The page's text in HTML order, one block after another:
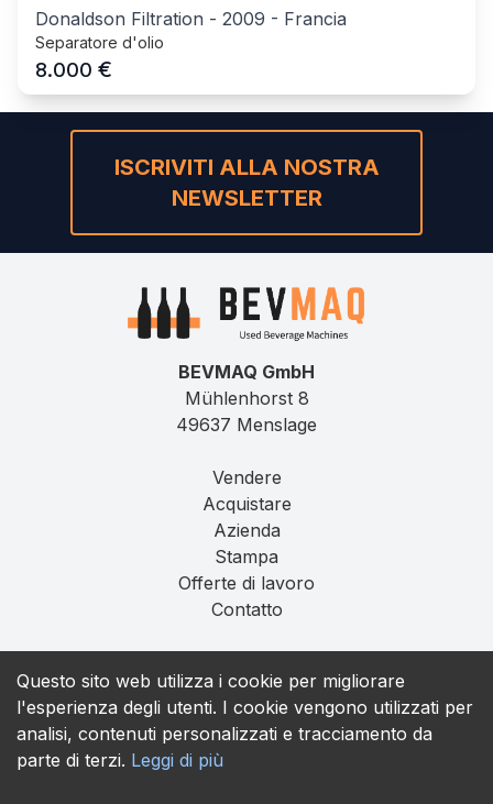
Donaldson Filtration - 2009 - Francia
Separatore d'olio
8.000 €
Questo sito web utilizza i cookie per migliorare
l'esperienza degli utenti. I cookie vengono utilizzati per
analisi, contenuti personalizzati e tracciamento da
parte di terzi. Leggi di più
ISCRIVITI ALLA NOSTRA
NEWSLETTER
BEVMAQ GmbH
Mühlenhorst 8
49637 Menslage
Vendere
Acquistare
Azienda
Stampa
Offerte di lavoro
Contatto
Privacy
T&C
contact@bevmaq.com